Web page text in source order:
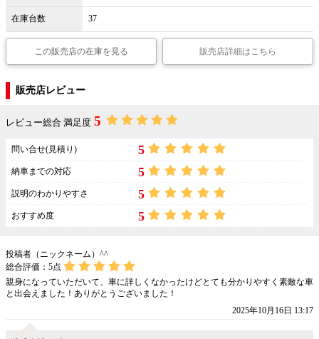
在庫台数 37
この販売店の在庫を見る 販売店詳細はこちら
販売店レビュー
レビュー総合 満足度 5
問い合せ(見積り) 5
納車までの対応 5
説明のわかりやすさ 5
おすすめ度 5
投稿者（ニックネーム）^^
総合評価： 5点
親身になっていただいて、車に詳しくなかったけどとても分かりやすく素敵な車
と出会えました！ありがとうございました！
2025年10月16日 13:17